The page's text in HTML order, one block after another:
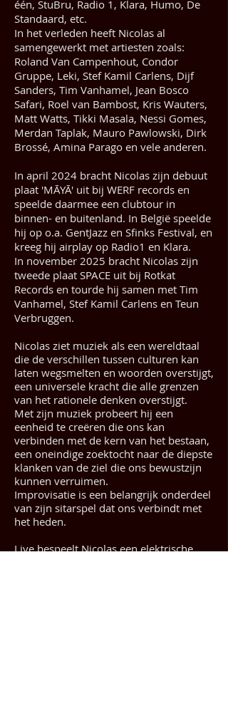
één, StuBru, Radio 1, Klara, Humo, De
Standaard, etc.
In het verleden heeft Nicolas al
samengewerkt met artiesten zoals:
Roland Van Campenhout, Condor
Gruppe, Leki, Stef Kamil Carlens, Dijf
Sanders, Tim Vanhamel, Jean Bosco
Safari, Roel van Bambost, Kris Wauters,
Matt Watts, Tikki Masala, Nessi Gomes,
Merdan Taplak, Mauro Pawlowski, Dirk
Brossé, Amina Parago en vele anderen.
In april 2024 bracht Nicolas zijn debuut
plaat 'MĀYĀ' uit bij WERF records en
speelde daarmee een clubtour in
binnen- en buitenland. In België speelde
hij op o.a. GentJazz en Sfinks Festival, en
kreeg hij airplay op Radio1 en Klara.
In november 2025 bracht Nicolas zijn
tweede plaat SPACE uit bij Rotkat
Records en tourde hij samen met Tim
Vanhamel, Stef Kamil Carlens en Teun
Verbruggen.
Nicolas ziet muziek als een wereldtaal
die de verschillen tussen culturen kan
laten wegsmelten en woorden overstijgt,
een universele kracht die alle grenzen
van het rationele denken overstijgt.
Met zijn muziek probeert hij een
eenheid te creëren die ons kan
verbinden met de kern van het bestaan,
een oneindige zoektocht naar de diepste
klanken van de ziel die ons bewustzijn
kunnen verruimen.
Improvisatie is een belangrijk onderdeel
van zijn sitarspel dat ons verbindt met
het heden.
Live bespeelt Nicolas een elektrische